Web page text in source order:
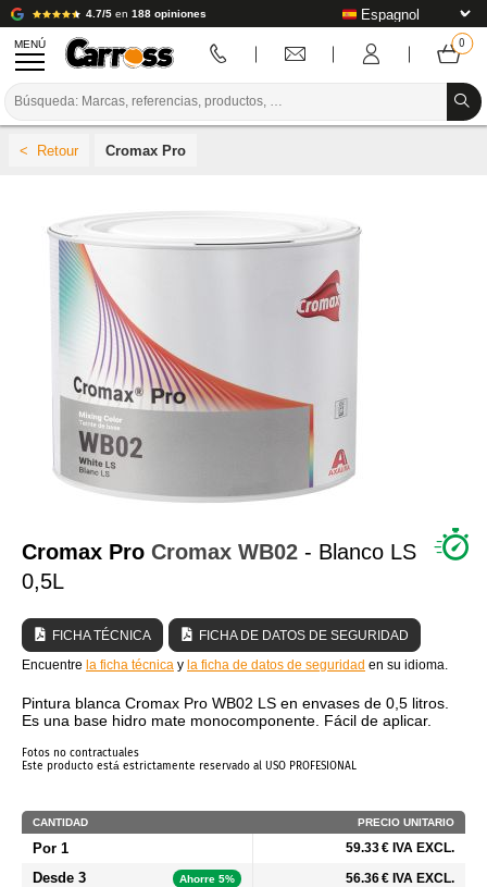
4.7/5 en 188 opiniones
MENÚ
PREPARACIÓN / PINTURA / ACABADO
CONSUMIBLES DE CARROCERÍA
HERRAMIENTAS DE CARROCERÍA
EQUIPAMIENTO PARA TALLERES DE CARROCERÍA
INSTALACIÓN DE LABORATORIO
TUTORIALES Y CONSEJOS
Cromax Pro
Cromax Pro Cromax WB02 - Blanco LS
0,5L
FICHA TÉCNICA
FICHA DE DATOS DE SEGURIDAD
Encuentre la ficha técnica y la ficha de datos de seguridad en su idioma.
Pintura blanca Cromax Pro WB02 LS en envases de 0,5 litros.
Es una base hidro mate monocomponente. Fácil de aplicar.
Fotos no contractuales
Este producto está estrictamente reservado al USO PROFESIONAL
CANTIDAD PRECIO UNITARIO
Por 1 59.33 € IVA EXCL.
Desde 3 Ahorre 5% 56.36 € IVA EXCL.